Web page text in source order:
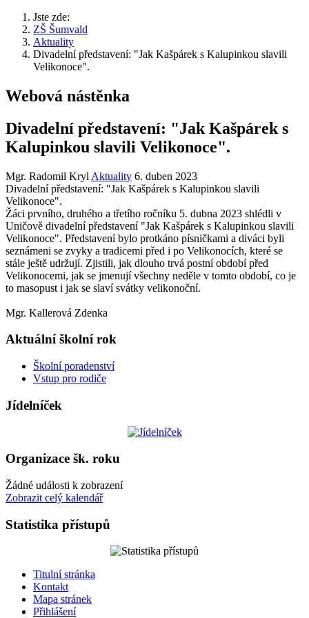
Jste zde:
ZŠ Šumvald
Aktuality
Divadelní představení: "Jak Kašpárek s Kalupinkou slavili
Velikonoce".
Webová nástěnka
Divadelní představení: "Jak Kašpárek s
Kalupinkou slavili Velikonoce".
Mgr. Radomil Kryl Aktuality 6. duben 2023
Divadelní představení: "Jak Kašpárek s Kalupinkou slavili
Velikonoce".
Žáci prvního, druhého a třetího ročníku 5. dubna 2023 shlédli v
Uničově divadelní představení "Jak Kašpárek s Kalupinkou slavili
Velikonoce". Představení bylo protkáno písničkami a diváci byli
seznámeni se zvyky a tradicemi před i po Velikonocích, které se
stále ještě udržují. Zjistili, jak dlouho trvá postní období před
Velikonocemi, jak se jmenují všechny neděle v tomto období, co je
to masopust i jak se slaví svátky velikonoční.
Mgr. Kallerová Zdenka
Aktuální školní rok
Školní poradenství
Vstup pro rodiče
Jídelníček
Organizace šk. roku
Žádné události k zobrazení
Zobrazit celý kalendář
Statistika přístupů
Titulní stránka
Kontakt
Mapa stránek
Přihlášení